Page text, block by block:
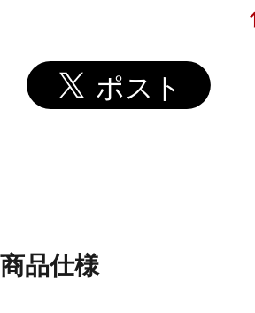
商品仕様